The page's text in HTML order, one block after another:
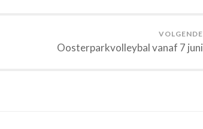
VOLGENDE
Oosterparkvolleybal vanaf 7 juni